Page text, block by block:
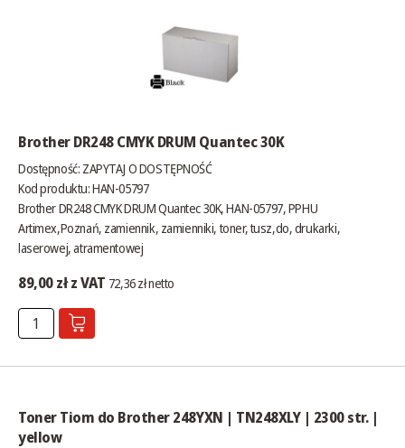
Brother DR248 CMYK DRUM Quantec 30K
Dostępność: ZAPYTAJ O DOSTĘPNOŚĆ
Kod produktu: HAN-05797
Brother DR248 CMYK DRUM Quantec 30K, HAN-05797, PPHU
Artimex,Poznań, zamiennik, zamienniki, toner, tusz,do, drukarki,
laserowej, atramentowej
89,00 zł z VAT 72,36 zł netto
Toner Tiom do Brother 248YXN | TN248XLY | 2300 str. |
yellow